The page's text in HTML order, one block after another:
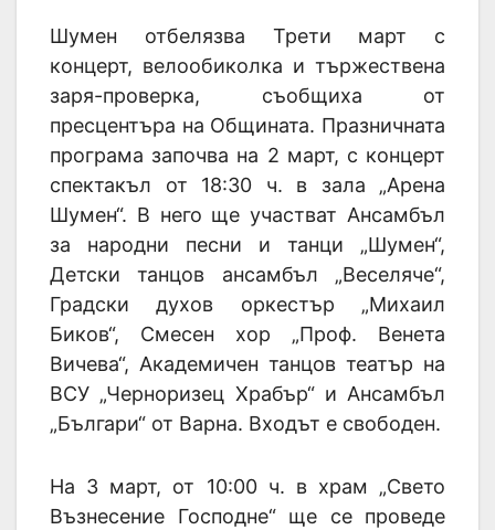
Шумен отбелязва Трети март с
концерт, велообиколка и тържествена
заря-проверка, съобщиха от
пресцентъра на Общината. Празничната
програма започва на 2 март, с концерт
спектакъл от 18:30 ч. в зала „Арена
Шумен“. В него ще участват Ансамбъл
за народни песни и танци „Шумен“,
Детски танцов ансамбъл „Веселяче“,
Градски духов оркестър „Михаил
Биков“, Смесен хор „Проф. Венета
Вичева“, Академичен танцов театър на
ВСУ „Черноризец Храбър“ и Ансамбъл
„Българи“ от Варна. Входът е свободен.
На 3 март, от 10:00 ч. в храм „Свето
Възнесение Господне“ ще се проведе